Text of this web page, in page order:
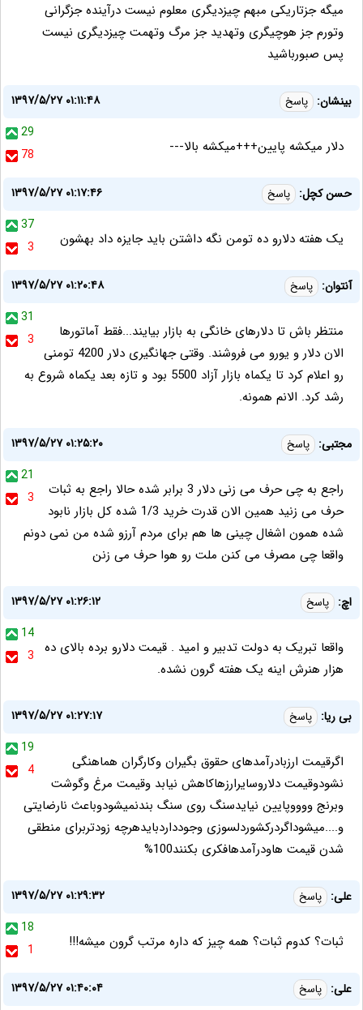
میگه جزتاریکی مبهم چیزدیگری معلوم نیست درآینده جزگرانی
وتورم جز هوچیگری وتهدید جز مرگ وتهمت چیزدیگری نیست
پس صبورباشید
بینشان: پاسخ
۱۳۹۷/۵/۲۷ ۰۱:۱۱:۴۸
29
78
دلار میکشه پایین+++میکشه بالا---
حسن کچل: پاسخ
۱۳۹۷/۵/۲۷ ۰۱:۱۷:۴۶
37
3
یک هفته دلارو ده تومن نگه داشتن باید جایزه داد بهشون
آنتوان: پاسخ
۱۳۹۷/۵/۲۷ ۰۱:۲۰:۴۸
31
3
منتظر باش تا دلارهای خانگی به بازار بیایند...فقط آماتورها
الان دلار و یورو می فروشند. وقتی جهانگیری دلار 4200 تومنی
رو اعلام کرد تا یکماه بازار آزاد 5500 بود و تازه بعد یکماه شروع به
رشد کرد. الانم همونه.
مجتبی: پاسخ
۱۳۹۷/۵/۲۷ ۰۱:۲۵:۲۰
21
3
راجع به چی حرف می زنی دلار 3 برابر شده حالا راجع به ثبات
حرف می زنید همین الان قدرت خرید 1/3 شده کل بازار نابود
شده همون اشغال چینی ها هم برای مردم آرزو شده من نمی دونم
واقعا چی مصرف می کنن ملت رو هوا حرف می زنن
اچ: پاسخ
۱۳۹۷/۵/۲۷ ۰۱:۲۶:۱۲
14
3
واقعا تبریک به دولت تدبیر و امید . قیمت دلارو برده بالای ده
هزار هنرش اینه یک هفته گرون نشده.
بی ریا: پاسخ
۱۳۹۷/۵/۲۷ ۰۱:۲۷:۱۷
19
4
اگرقیمت ارزبادرآمدهای حقوق بگیران وکارگران هماهنگی
نشودوقیمت دلاروسایرارزهاکاهش نیابد وقیمت مرغ وگوشت
وبرنج ووووپایین نیایدسنگ روی سنگ بندنمیشودوباعث نارضایتی
و....میشوداگردرکشوردلسوزی وجودداردبایدهرچه زودتربرای منطقی
شدن قیمت هاودرآمدهافکری بکنند100%
علی: پاسخ
۱۳۹۷/۵/۲۷ ۰۱:۲۹:۳۲
18
1
ثبات؟ کدوم ثبات؟ همه چیز که داره مرتب گرون میشه!!!
علی: پاسخ
۱۳۹۷/۵/۲۷ ۰۱:۴۰:۰۴